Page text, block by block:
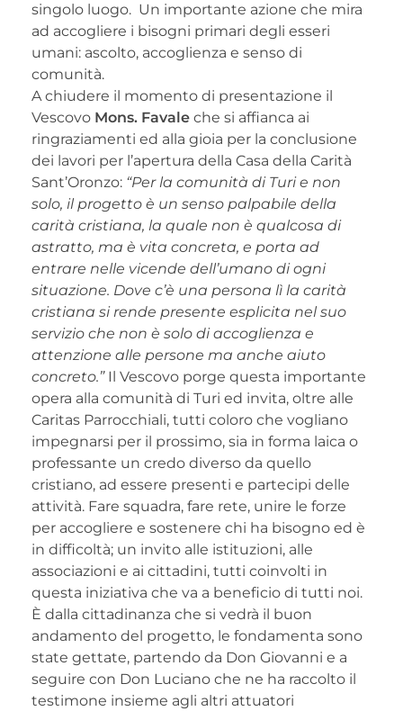
singolo luogo. Un importante azione che mira
ad accogliere i bisogni primari degli esseri
umani: ascolto, accoglienza e senso di
comunità.
A chiudere il momento di presentazione il
Vescovo Mons. Favale che si affianca ai
ringraziamenti ed alla gioia per la conclusione
dei lavori per l’apertura della Casa della Carità
Sant’Oronzo: “Per la comunità di Turi e non
solo, il progetto è un senso palpabile della
carità cristiana, la quale non è qualcosa di
astratto, ma è vita concreta, e porta ad
entrare nelle vicende dell’umano di ogni
situazione. Dove c’è una persona lì la carità
cristiana si rende presente esplicita nel suo
servizio che non è solo di accoglienza e
attenzione alle persone ma anche aiuto
concreto.” Il Vescovo porge questa importante
opera alla comunità di Turi ed invita, oltre alle
Caritas Parrocchiali, tutti coloro che vogliano
impegnarsi per il prossimo, sia in forma laica o
professante un credo diverso da quello
cristiano, ad essere presenti e partecipi delle
attività. Fare squadra, fare rete, unire le forze
per accogliere e sostenere chi ha bisogno ed è
in difficoltà; un invito alle istituzioni, alle
associazioni e ai cittadini, tutti coinvolti in
questa iniziativa che va a beneficio di tutti noi.
È dalla cittadinanza che si vedrà il buon
andamento del progetto, le fondamenta sono
state gettate, partendo da Don Giovanni e a
seguire con Don Luciano che ne ha raccolto il
testimone insieme agli altri attuatori